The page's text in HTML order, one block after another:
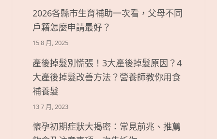
2026各縣市生育補助一次看，父母不同
戶籍怎麼申請最好？
15 8 月, 2025
產後掉髮別慌張！3大產後掉髮原因？4
大產後掉髮改善方法？營養師教你用食
補養髮
13 7 月, 2023
懷孕初期症狀大揭密：常見前兆、推薦